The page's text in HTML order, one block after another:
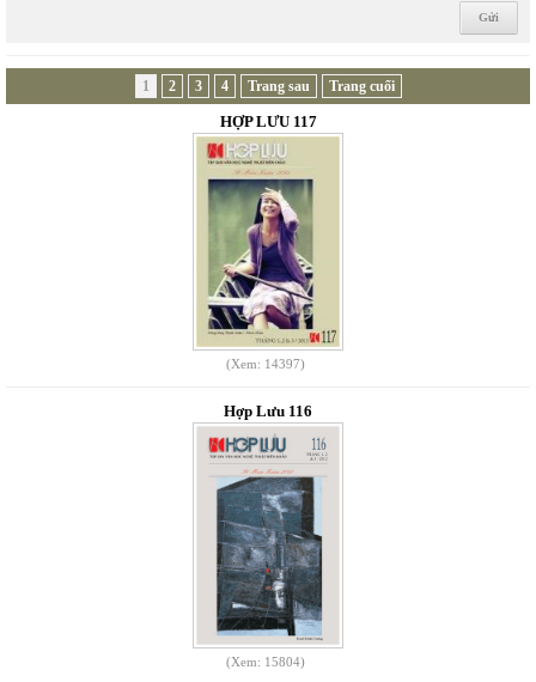
1 2 3 4 Trang sau Trang cuối
HỢP LƯU 117
(Xem: 14397)
Hợp Lưu 116
(Xem: 15804)